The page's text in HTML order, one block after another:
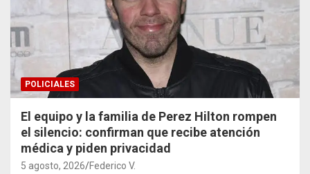
POLICIALES
El equipo y la familia de Perez Hilton rompen
el silencio: confirman que recibe atención
médica y piden privacidad
5 agosto, 2026 Federico V.